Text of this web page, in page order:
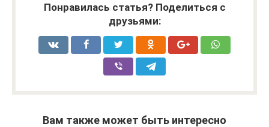
Понравилась статья? Поделиться с
друзьями:
Вам также может быть интересно